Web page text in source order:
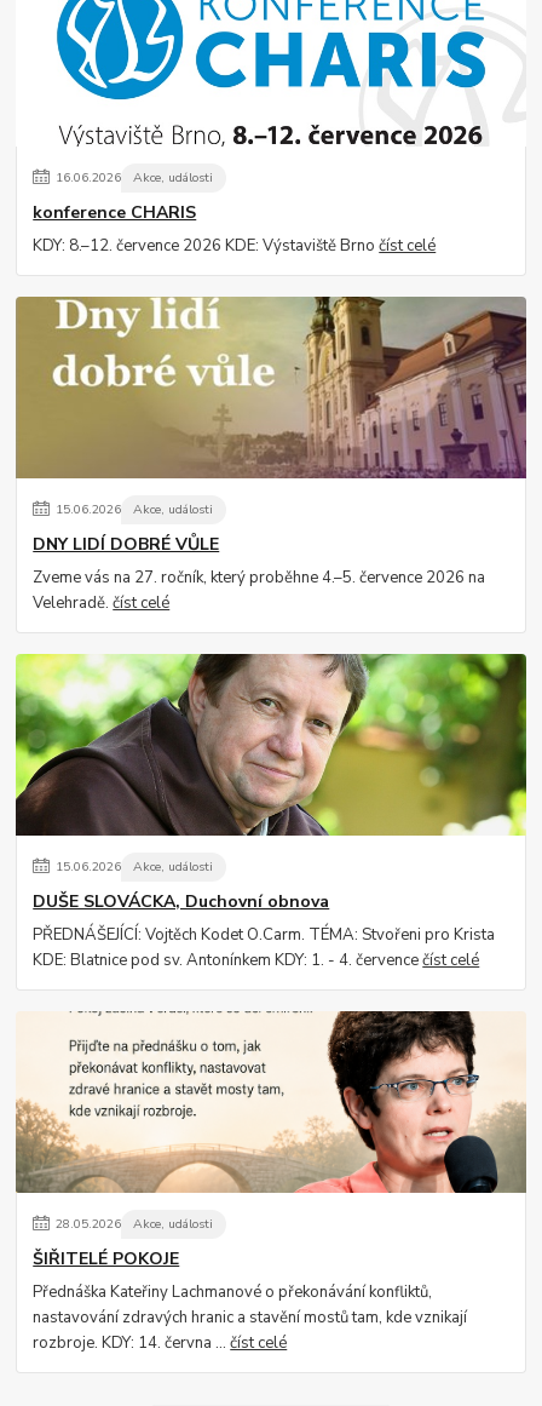
16.06.2026 Akce, události
konference CHARIS
KDY: 8.–12. července 2026 KDE: Výstaviště Brnočíst celé
15.06.2026 Akce, události
DNY LIDÍ DOBRÉ VŮLE
Zveme vás na 27. ročník, který proběhne 4.–5. července 2026 na
Velehradě.číst celé
15.06.2026 Akce, události
DUŠE SLOVÁCKA, Duchovní obnova
PŘEDNÁŠEJÍCÍ: Vojtěch Kodet O.Carm. TÉMA: Stvořeni pro Krista
KDE: Blatnice pod sv. Antonínkem KDY: 1. - 4. červencečíst celé
28.05.2026 Akce, události
ŠIŘITELÉ POKOJE
Přednáška Kateřiny Lachmanové o překonávání konfliktů,
nastavování zdravých hranic a stavění mostů tam, kde vznikají
rozbroje. KDY: 14. června ...číst celé